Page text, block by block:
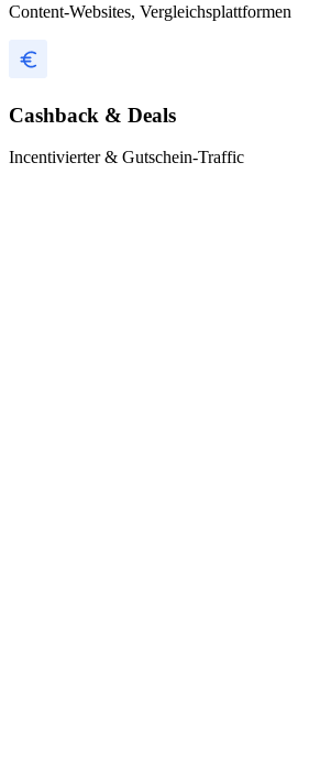
Content-Websites, Vergleichsplattformen
Cashback & Deals
Incentivierter & Gutschein-Traffic